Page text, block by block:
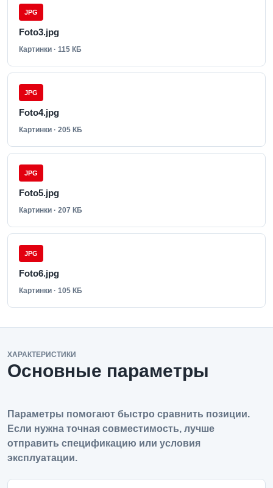
JPG
Foto3.jpg
Картинки · 115 КБ
JPG
Foto4.jpg
Картинки · 205 КБ
JPG
Foto5.jpg
Картинки · 207 КБ
JPG
Foto6.jpg
Картинки · 105 КБ
ХАРАКТЕРИСТИКИ
Основные параметры
Параметры помогают быстро сравнить позиции.
Если нужна точная совместимость, лучше
отправить спецификацию или условия
эксплуатации.